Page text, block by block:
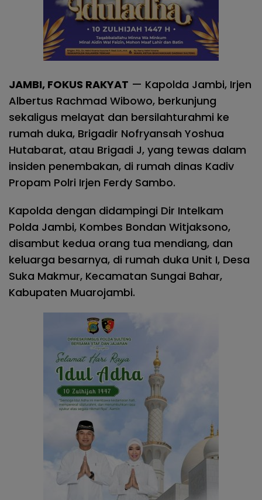
JAMBI, FOKUS RAKYAT — Kapolda Jambi, Irjen
Albertus Rachmad Wibowo, berkunjung
sekaligus melayat dan bersilahturahmi ke
rumah duka, Brigadir Nofryansah Yoshua
Hutabarat, atau Brigadi J, yang tewas dalam
insiden penembakan, di rumah dinas Kadiv
Propam Polri Irjen Ferdy Sambo.
Kapolda dengan didampingi Dir Intelkam
Polda Jambi, Kombes Bondan Witjaksono,
disambut kedua orang tua mendiang, dan
keluarga besarnya, di rumah duka Unit I, Desa
Suka Makmur, Kecamatan Sungai Bahar,
Kabupaten Muarojambi.